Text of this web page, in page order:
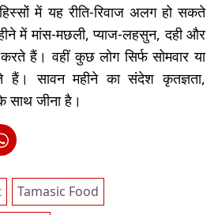
में यह रीति-रिवाज अलग हो सकते
में मांस-मछली, प्याज-लहसुन, दही और
हैं। वहीं कुछ लोग सिर्फ सोमवार या
सावन महीने का संदेश कृतज्ञता,
साथ जीना है।
Tamasic Food